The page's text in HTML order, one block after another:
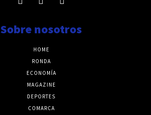
Sobre nosotros
HOME
RONDA
ECONOMÍA
MAGAZINE
DEPORTES
COMARCA